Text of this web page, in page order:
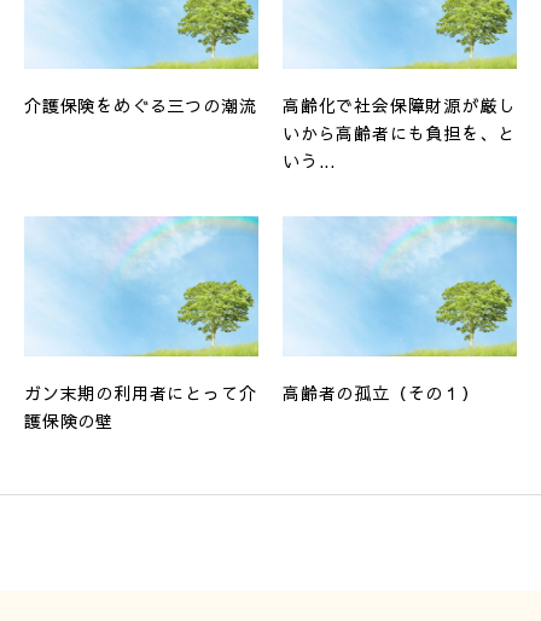
介護保険をめぐる三つの潮流
高齢化で社会保障財源が厳し
いから高齢者にも負担を、と
いう...
ガン末期の利用者にとって介
護保険の壁
高齢者の孤立（その１）